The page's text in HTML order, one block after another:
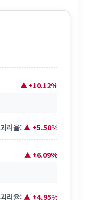
▲ +10.12%
괴리율: ▲ +5.50%
▲ +6.09%
괴리율: ▲ +4.95%